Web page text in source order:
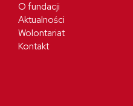
O fundacji
Aktualności
Wolontariat
Kontakt